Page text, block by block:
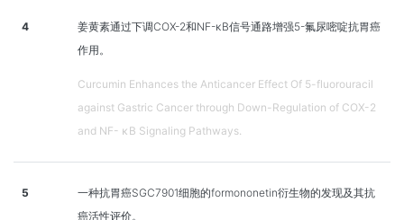
4
姜黄素通过下调COX-2和NF-κB信号通路增强5-氟尿嘧啶抗胃癌
作用。
Curcumin Enhances the Anticancer Effect Of 5-fluorouracil
against Gastric Cancer through Down-Regulation of COX-2
and NF- κB Signaling Pathways.
5
一种抗胃癌SGC7901细胞的formononetin衍生物的发现及其抗
癌活性评价。